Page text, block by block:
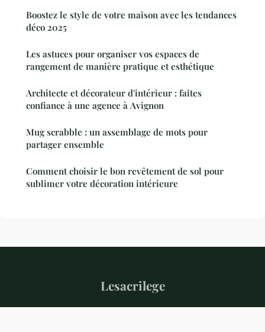
Boostez le style de votre maison avec les tendances
déco 2025
Les astuces pour organiser vos espaces de
rangement de manière pratique et esthétique
Architecte et décorateur d'intérieur : faites
confiance à une agence à Avignon
Mug scrabble : un assemblage de mots pour
partager ensemble
Comment choisir le bon revêtement de sol pour
sublimer votre décoration intérieure
Lesacrilege